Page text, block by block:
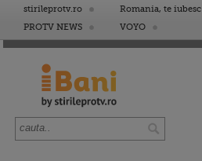
stirileprotv.ro Romania, te iubesc
PROTV NEWS
VOYO